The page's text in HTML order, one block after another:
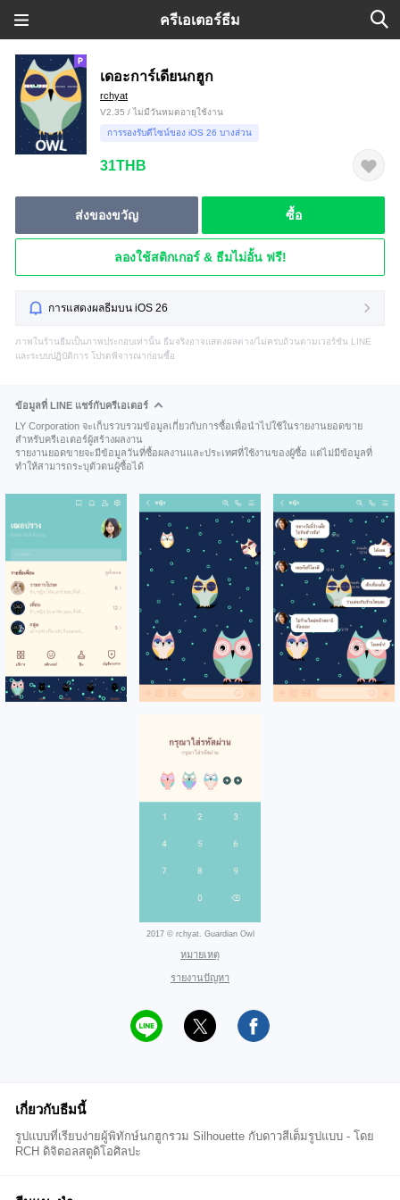
ครีเอเตอร์ธีม
เดอะการ์เดียนกฮูก
rchyat
V2.35 / ไม่มีวันหมดอายุใช้งาน
การรองรับดีไซน์ของ iOS 26 บางส่วน
31THB
ส่งของขวัญ ซื้อ
ลองใช้สติกเกอร์ & ธีมไม่อั้น ฟรี!
การแสดงผลธีมบน iOS 26
ภาพในร้านธีมเป็นภาพประกอบเท่านั้น ธีมจริงอาจแสดงผลต่าง/ไม่ครบถ้วนตามเวอร์ชัน LINE
และระบบปฏิบัติการ โปรดพิจารณาก่อนซื้อ
ข้อมูลที่ LINE แชร์กับครีเอเตอร์
LY Corporation จะเก็บรวบรวมข้อมูลเกี่ยวกับการซื้อเพื่อนำไปใช้ในรายงานยอดขาย
สำหรับครีเอเตอร์ผู้สร้างผลงาน
รายงานยอดขายจะมีข้อมูลวันที่ซื้อผลงานและประเทศที่ใช้งานของผู้ซื้อ แต่ไม่มีข้อมูลที่
ทำให้สามารถระบุตัวตนผู้ซื้อได้
2017 © rchyat. Guardian Owl
หมายเหตุ
รายงานปัญหา
เกี่ยวกับธีมนี้
รูปแบบที่เรียบง่ายผู้พิทักษ์นกฮูกรวม Silhouette กับดาวสีเต็มรูปแบบ - โดย
RCH ดิจิตอลสตูดิโอศิลปะ